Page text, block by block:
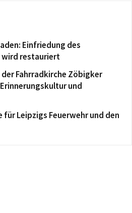
Einfriedung des
wird restauriert
Fahrradkirche Zöbigker
und
für Leipzigs Feuerwehr und den